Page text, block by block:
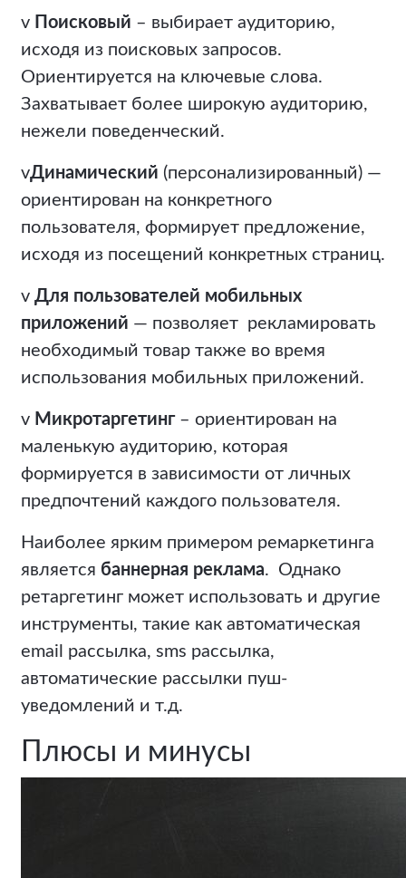
v Поисковый – выбирает аудиторию,
исходя из поисковых запросов.
Ориентируется на ключевые слова.
Захватывает более широкую аудиторию,
нежели поведенческий.
vДинамический (персонализированный) —
ориентирован на конкретного
пользователя, формирует предложение,
исходя из посещений конкретных страниц.
v Для пользователей мобильных
приложений — позволяет рекламировать
необходимый товар также во время
использования мобильных приложений.
v Микротаргетинг – ориентирован на
маленькую аудиторию, которая
формируется в зависимости от личных
предпочтений каждого пользователя.
Наиболее ярким примером ремаркетинга
является баннерная реклама. Однако
ретаргетинг может использовать и другие
инструменты, такие как автоматическая
email рассылка, sms рассылка,
автоматические рассылки пуш-
уведомлений и т.д.
Плюсы и минусы